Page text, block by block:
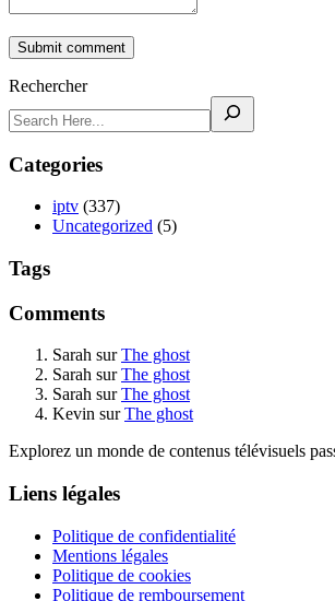
Submit comment
Rechercher
Categories
iptv (337)
Uncategorized (5)
Tags
Comments
Sarah surThe ghost
Sarah surThe ghost
Sarah surThe ghost
Kevin surThe ghost
Explorez un monde de contenus télévisuels
Liens légales
Politique de confidentialité
Mentions légales
Politique de cookies
Politique de remboursement